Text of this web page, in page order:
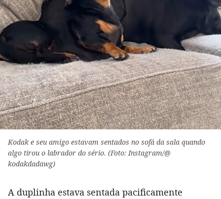
Kodak e seu amigo estavam sentados no sofá da sala quando
algo tirou o labrador do sério. (Foto: Instagram/@
kodakdadawg)
A duplinha estava sentada pacificamente